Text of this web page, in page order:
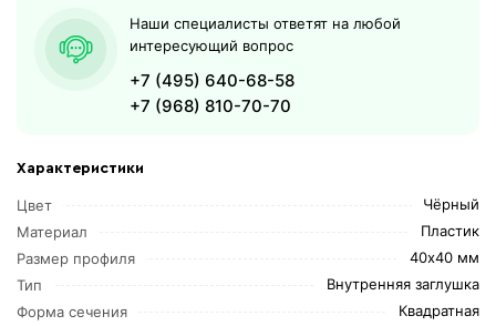
Характеристики
Цвет
Чёрный
Материал
Пластик
Размер профиля
40х40 мм
Тип
Внутренняя заглушка
Форма сечения
Квадратная
Наши специалисты ответят на любой
интересующий вопрос
+7 (495) 640-68-58
+7 (968) 810-70-70